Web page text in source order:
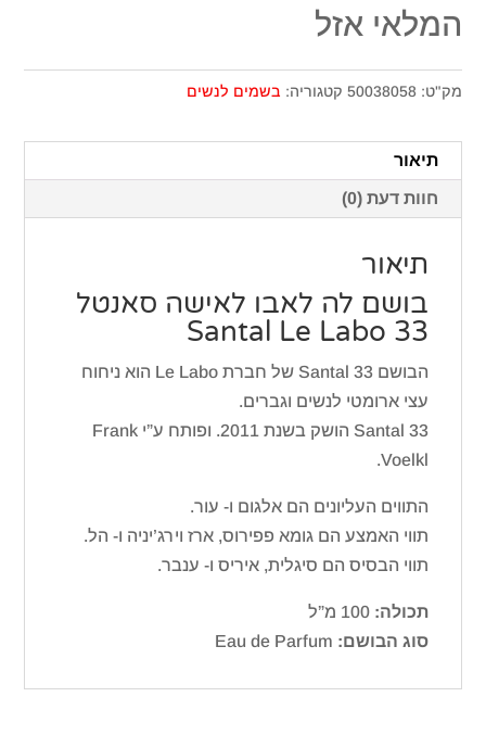
המלאי אזל
מק"ט:50038058 קטגוריה: בשמים לנשים
תיאור
חוות דעת (0)
תיאור
בושם לה לאבו לאישה סאנטל
33 Santal Le Labo
הבושם Santal 33 של חברת Le Labo הוא ניחוח
עצי ארומטי לנשים וגברים.
Santal 33 הושק בשנת 2011. ופותח ע”י Frank
Voelkl.
התווים העליונים הם אלגום ו- עור.
תווי האמצע הם גומא פפירוס, ארז וירג’יניה ו- הל.
תווי הבסיס הם סיגלית, איריס ו- ענבר.
תכולה: 100 מ”ל
סוג הבושם: